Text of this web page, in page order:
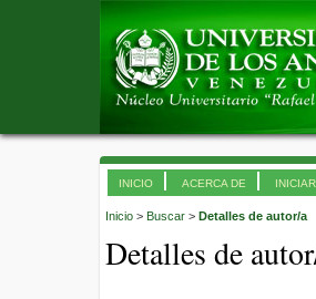
INICIO ACERCA DE
Inicio > Buscar > Detalles de autor/a
Detalles de